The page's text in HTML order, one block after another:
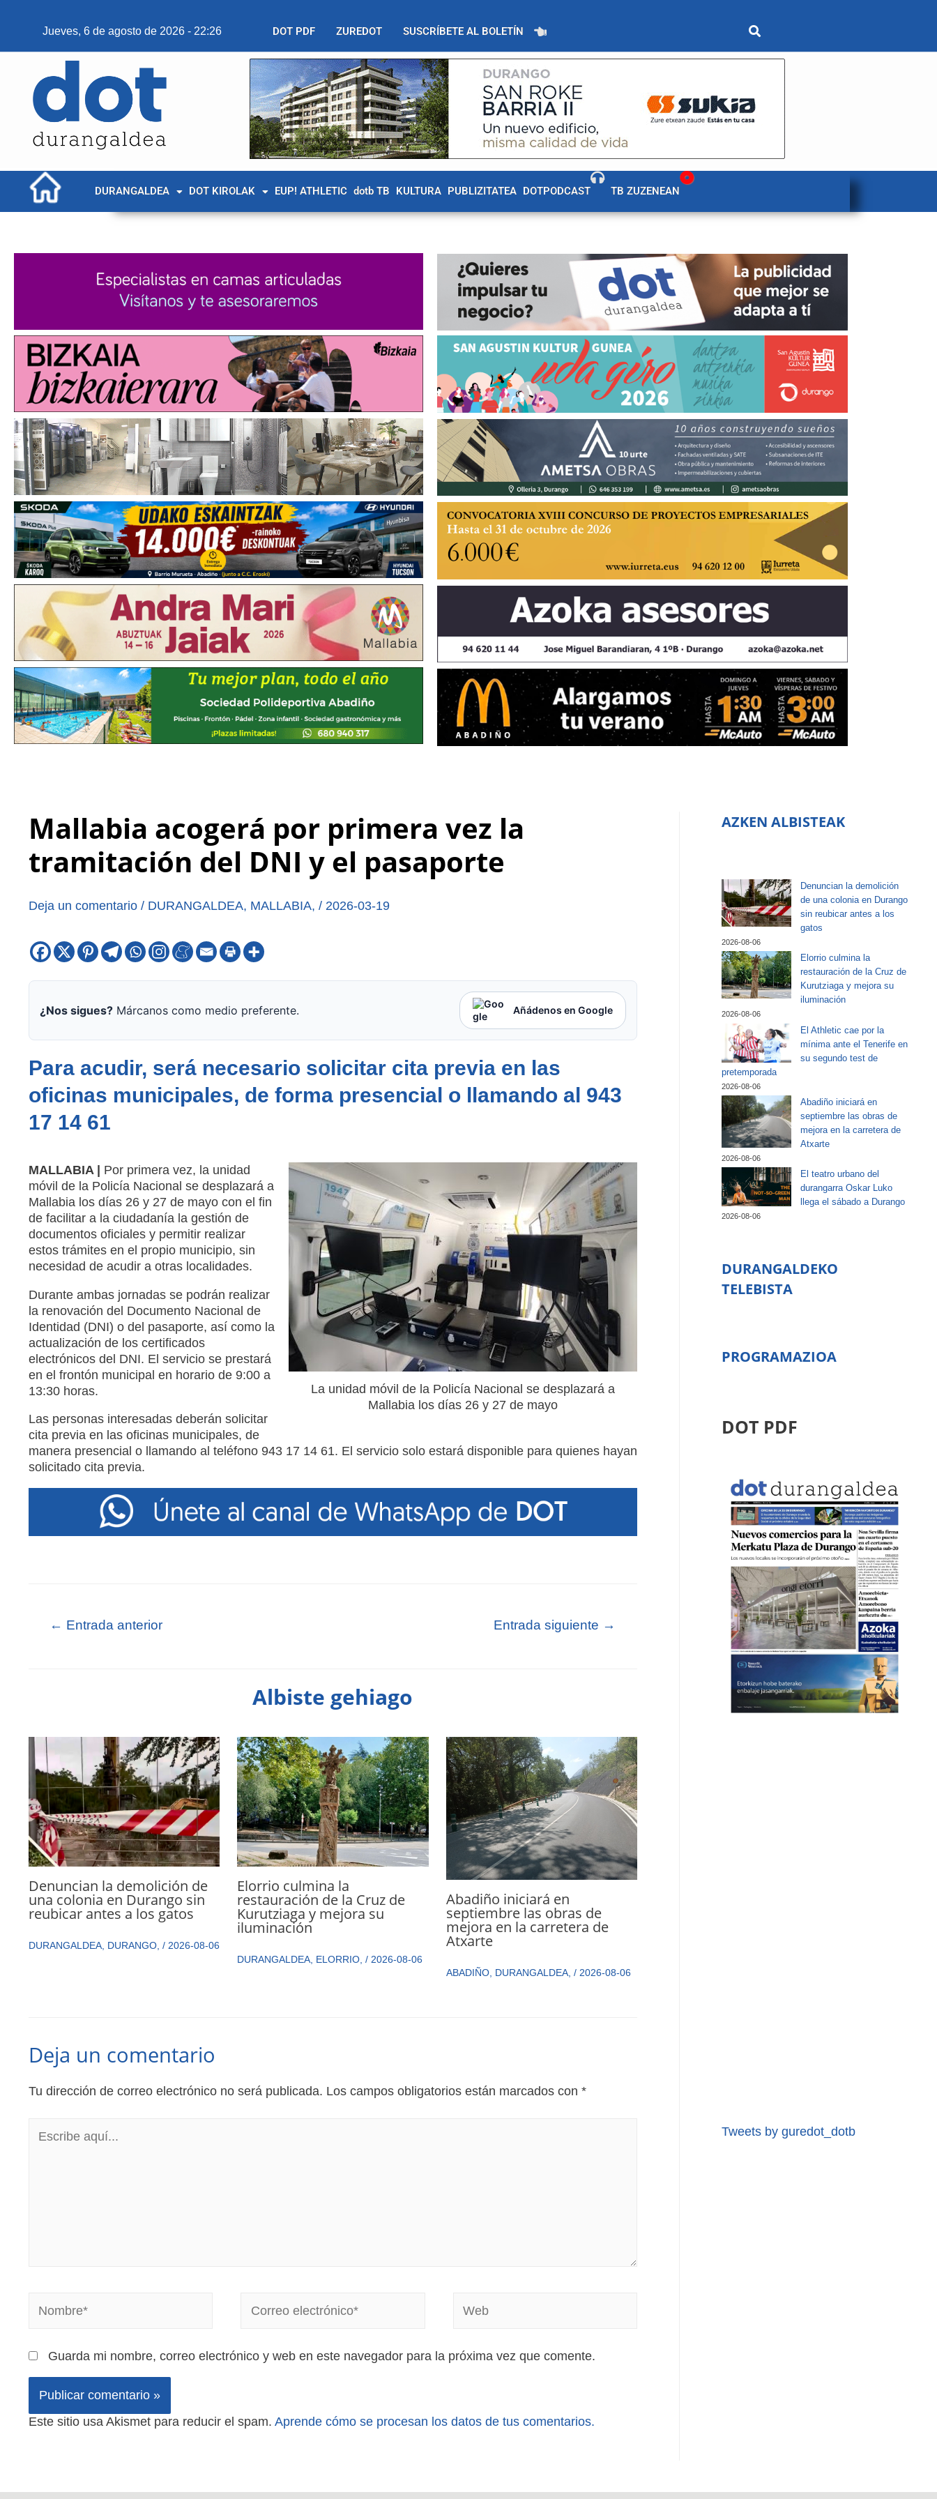
Jueves, 6 de agosto de 2026 - 22:26 DOT PDF ZUREDOT SUSCRÍBETE AL BOLETÍN
DURANGALDEA DOT KIROLAK EUP! ATHLETIC dotb TB KULTURA PUBLIZITATEA DOTPODCAST TB ZUZENEAN
Mallabia acogerá por primera vez la
tramitación del DNI y el pasaporte
Deja un comentario / DURANGALDEA, MALLABIA, / 2026-03-19
¿Nos sigues?Márcanos como medio preferente. Añádenos en Google
Para acudir, será necesario solicitar cita previa en las
oficinas municipales, de forma presencial o llamando al 943
17 14 61
La unidad móvil de la Policía Nacional se desplazará a
Mallabia los días 26 y 27 de mayo
MALLABIA | Por primera vez, la unidad
móvil de la Policía Nacional se desplazará a
Mallabia los días 26 y 27 de mayo con el fin
de facilitar a la ciudadanía la gestión de
documentos oficiales y permitir realizar
estos trámites en el propio municipio, sin
necesidad de acudir a otras localidades.
Durante ambas jornadas se podrán realizar
la renovación del Documento Nacional de
Identidad (DNI) o del pasaporte, así como la
actualización de los certificados
electrónicos del DNI. El servicio se prestará
en el frontón municipal en horario de 9:00 a
13:30 horas.
Las personas interesadas deberán solicitar
cita previa en las oficinas municipales, de
manera presencial o llamando al teléfono 943 17 14 61. El servicio solo estará disponible para quienes hayan
solicitado cita previa.
← Entrada anterior Entrada siguiente →
Albiste gehiago
Denuncian la demolición de
una colonia en Durango sin
reubicar antes a los gatos
DURANGALDEA, DURANGO, / 2026-08-06
Elorrio culmina la
restauración de la Cruz de
Kurutziaga y mejora su
iluminación
DURANGALDEA ELORRIO ,/ 2026-08-06
Abadiño iniciará en
septiembre las obras de
mejora en la carretera de
Atxarte
ABADIÑO, DURANGALDEA, / 2026-08-06
Deja un comentario
Tu dirección de correo electrónico no será publicada. Los campos obligatorios están marcados con *
Guarda mi nombre, correo electrónico y web en este navegador para la próxima vez que comente.
Este sitio usa Akismet para reducir el spam. Aprende cómo se procesan los datos de tus comentarios.
AZKEN ALBISTEAK
Denuncian la demolición
de una colonia en Durango
sin reubicar antes a los
gatos
2026-08-06
Elorrio culmina la
restauración de la Cruz de
Kurutziaga y mejora su
iluminación
2026-08-06
El Athletic cae por la
mínima ante el Tenerife en
su segundo test de
pretemporada
2026-08-06
Abadiño iniciará en
septiembre las obras de
mejora en la carretera de
Atxarte
2026-08-06
El teatro urbano del
durangarra Oskar Luko
llega el sábado a Durango
2026-08-06
DURANGALDEKO
TELEBISTA
PROGRAMAZIOA
DOT PDF
Tweets by guredot_dotb